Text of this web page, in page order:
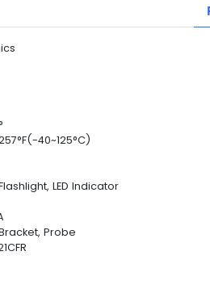
40~125°C)
LED Indicator
Probe